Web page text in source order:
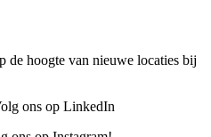
de hoogte van nieuwe locaties bij
ons op LinkedIn